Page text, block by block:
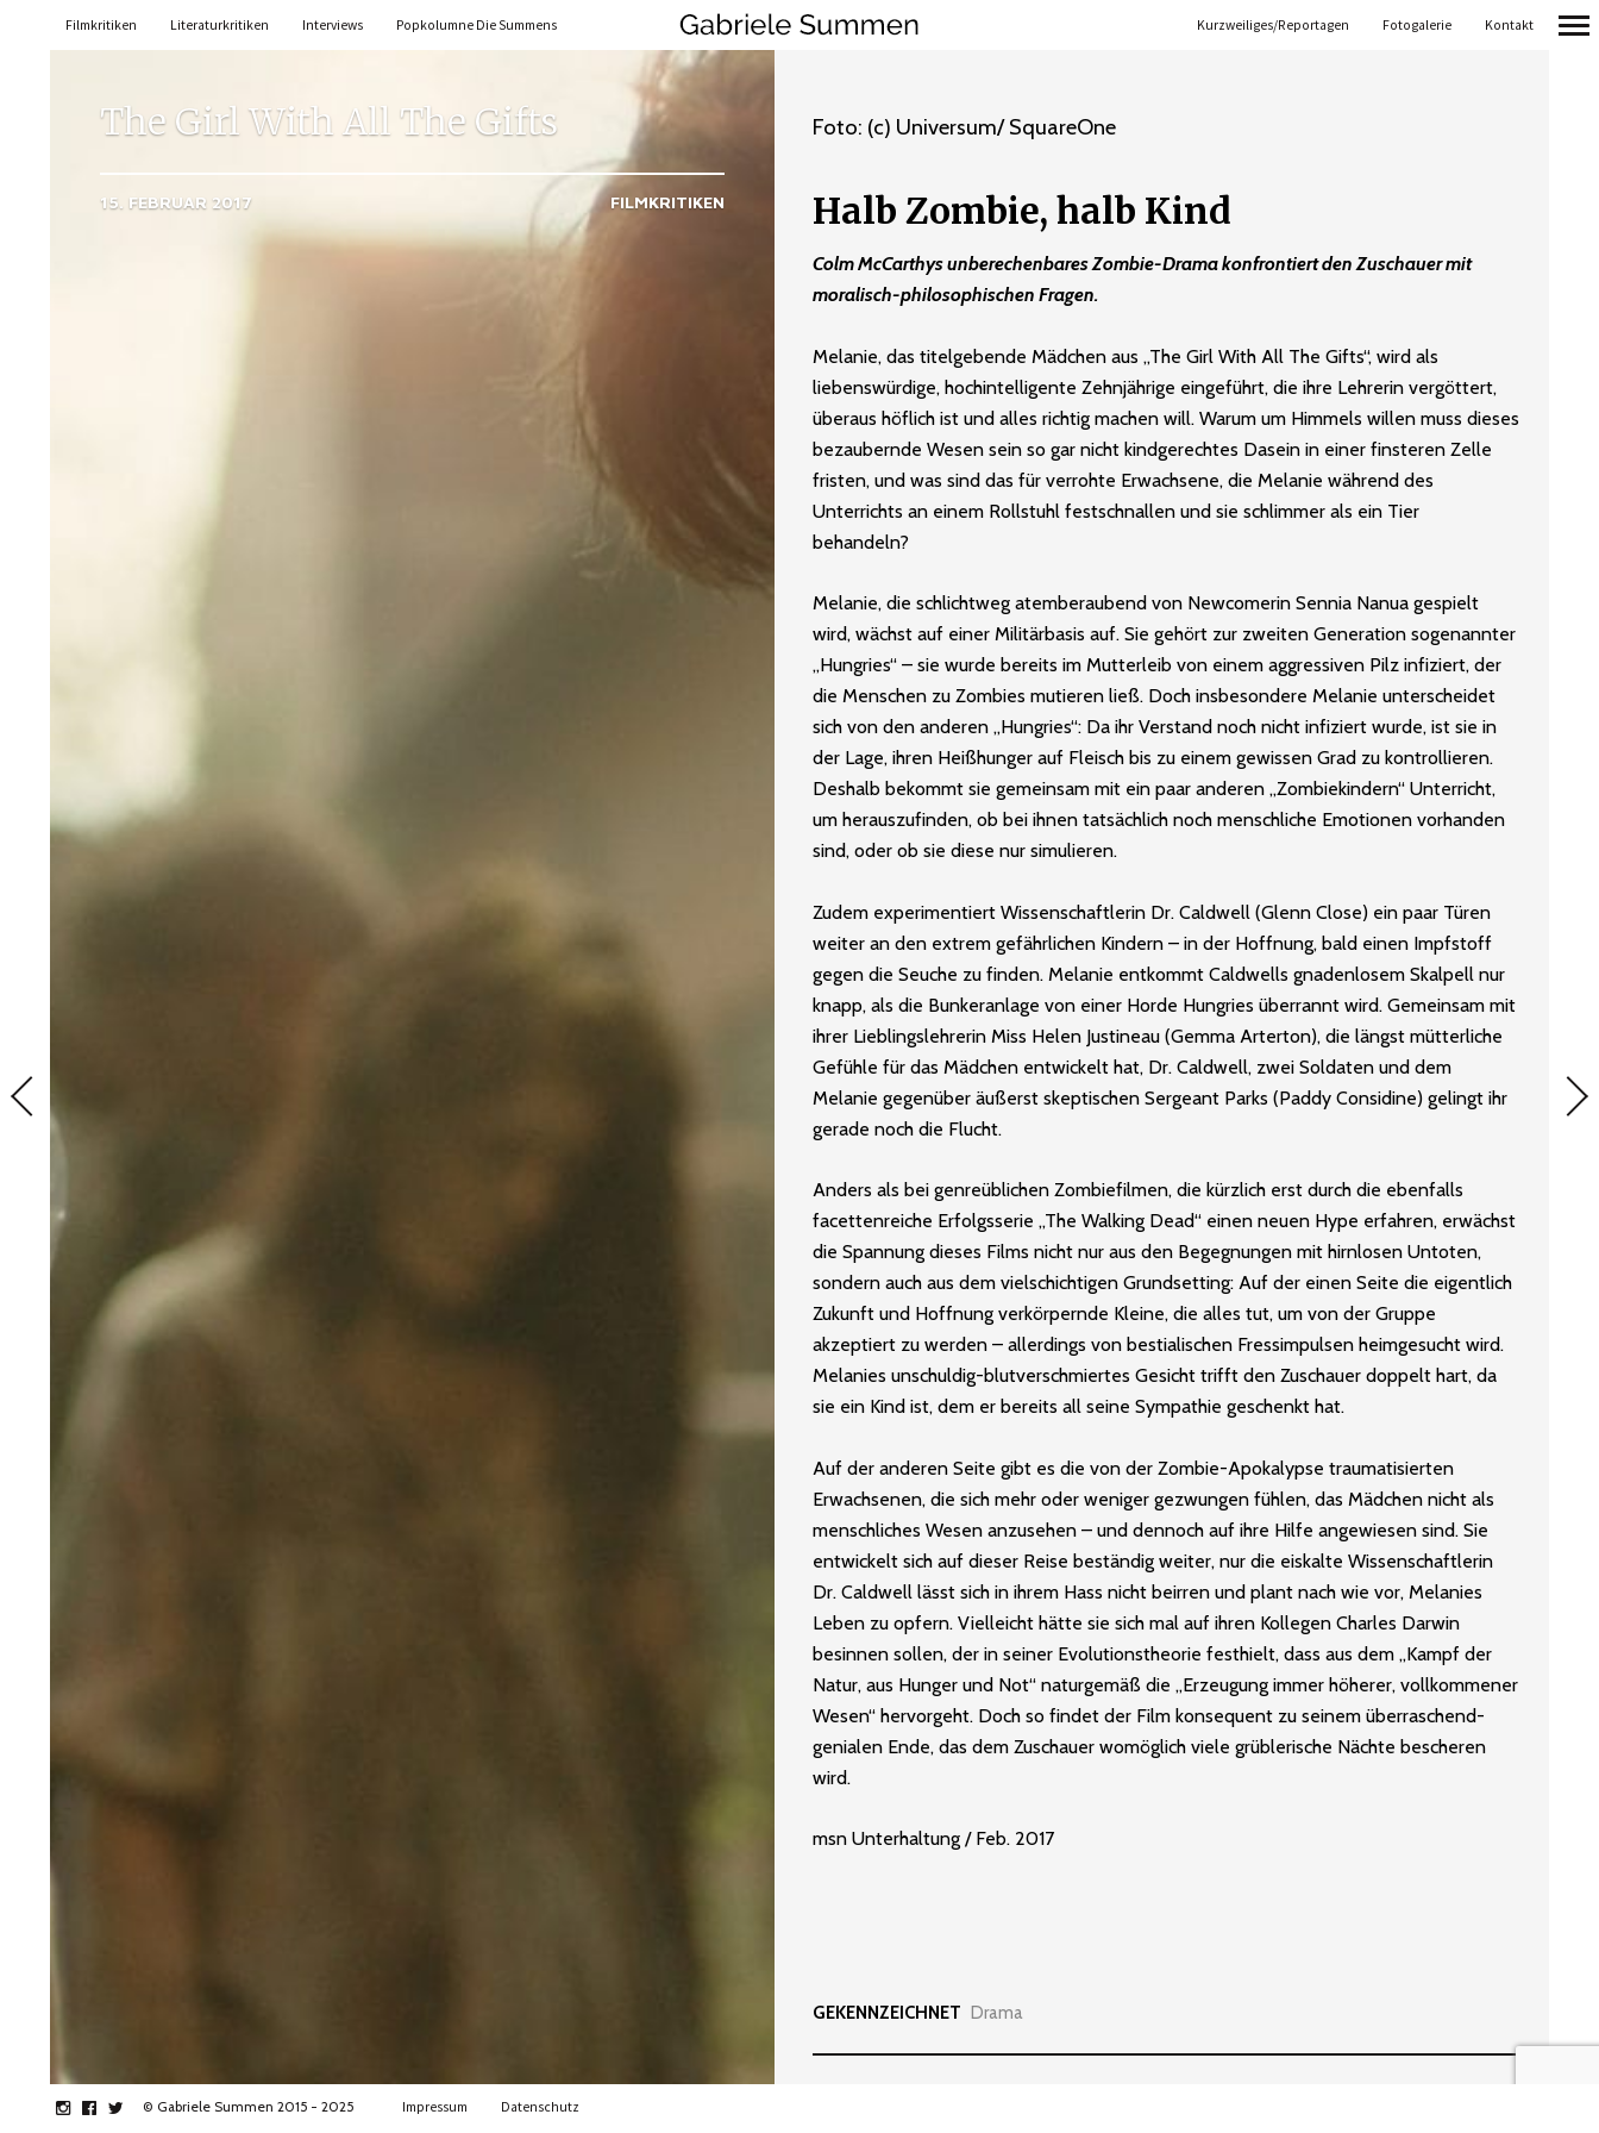
Filmkritiken Literaturkritiken Interviews Popkolumne Die Summens Kurzweiliges/Reportagen Fotogalerie Kontakt
The Girl With All The Gifts
15. FEBRUAR 2017 FILMKRITIKEN
Foto: (c) Universum/ SquareOne
Halb Zombie, halb Kind
Colm McCarthys unberechenbares Zombie-Drama konfrontiert den Zuschauer mit
moralisch-philosophischen Fragen.
Melanie, das titelgebende Mädchen aus „The Girl With All The Gifts“, wird als
liebenswürdige, hochintelligente Zehnjährige eingeführt, die ihre Lehrerin vergöttert,
überaus höflich ist und alles richtig machen will. Warum um Himmels willen muss dieses
bezaubernde Wesen sein so gar nicht kindgerechtes Dasein in einer finsteren Zelle
fristen, und was sind das für verrohte Erwachsene, die Melanie während des
Unterrichts an einem Rollstuhl festschnallen und sie schlimmer als ein Tier
behandeln?
Melanie, die schlichtweg atemberaubend von Newcomerin Sennia Nanua gespielt
wird, wächst auf einer Militärbasis auf. Sie gehört zur zweiten Generation sogenannter
„Hungries“ – sie wurde bereits im Mutterleib von einem aggressiven Pilz infiziert, der
die Menschen zu Zombies mutieren ließ. Doch insbesondere Melanie unterscheidet
sich von den anderen „Hungries“: Da ihr Verstand noch nicht infiziert wurde, ist sie in
der Lage, ihren Heißhunger auf Fleisch bis zu einem gewissen Grad zu kontrollieren.
Deshalb bekommt sie gemeinsam mit ein paar anderen „Zombiekindern“ Unterricht,
um herauszufinden, ob bei ihnen tatsächlich noch menschliche Emotionen vorhanden
sind, oder ob sie diese nur simulieren.
Zudem experimentiert Wissenschaftlerin Dr. Caldwell (Glenn Close) ein paar Türen
weiter an den extrem gefährlichen Kindern – in der Hoffnung, bald einen Impfstoff
gegen die Seuche zu finden. Melanie entkommt Caldwells gnadenlosem Skalpell nur
knapp, als die Bunkeranlage von einer Horde Hungries überrannt wird. Gemeinsam mit
ihrer Lieblingslehrerin Miss Helen Justineau (Gemma Arterton), die längst mütterliche
Gefühle für das Mädchen entwickelt hat, Dr. Caldwell, zwei Soldaten und dem
Melanie gegenüber äußerst skeptischen Sergeant Parks (Paddy Considine) gelingt ihr
gerade noch die Flucht.
Anders als bei genreüblichen Zombiefilmen, die kürzlich erst durch die ebenfalls
facettenreiche Erfolgsserie „The Walking Dead“ einen neuen Hype erfahren, erwächst
die Spannung dieses Films nicht nur aus den Begegnungen mit hirnlosen Untoten,
sondern auch aus dem vielschichtigen Grundsetting: Auf der einen Seite die eigentlich
Zukunft und Hoffnung verkörpernde Kleine, die alles tut, um von der Gruppe
akzeptiert zu werden – allerdings von bestialischen Fressimpulsen heimgesucht wird.
Melanies unschuldig-blutverschmiertes Gesicht trifft den Zuschauer doppelt hart, da
sie ein Kind ist, dem er bereits all seine Sympathie geschenkt hat.
Auf der anderen Seite gibt es die von der Zombie-Apokalypse traumatisierten
Erwachsenen, die sich mehr oder weniger gezwungen fühlen, das Mädchen nicht als
menschliches Wesen anzusehen – und dennoch auf ihre Hilfe angewiesen sind. Sie
entwickelt sich auf dieser Reise beständig weiter, nur die eiskalte Wissenschaftlerin
Dr. Caldwell lässt sich in ihrem Hass nicht beirren und plant nach wie vor, Melanies
Leben zu opfern. Vielleicht hätte sie sich mal auf ihren Kollegen Charles Darwin
besinnen sollen, der in seiner Evolutionstheorie festhielt, dass aus dem „Kampf der
Natur, aus Hunger und Not“ naturgemäß die „Erzeugung immer höherer, vollkommener
Wesen“ hervorgeht. Doch so findet der Film konsequent zu seinem überraschend-
genialen Ende, das dem Zuschauer womöglich viele grüblerische Nächte bescheren
wird.
msn Unterhaltung / Feb. 2017
GEKENNZEICHNET Drama
instagram
facebook
twitter
© Gabriele Summen 2015 - 2025 Impressum Datenschutz